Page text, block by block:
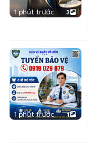
1 phút trước 3
1 phút trước 1